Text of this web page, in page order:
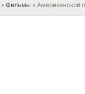
» Фильмы » Американский